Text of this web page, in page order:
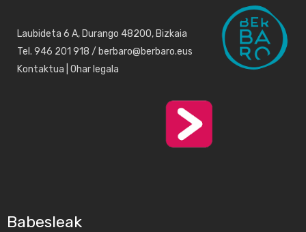
Laubideta 6 A, Durango 48200, Bizkaia
Tel. 946 201 918 / berbaro@berbaro.eus
Kontaktua Ohar legala
Babesleak